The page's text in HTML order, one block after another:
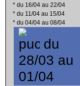
* du 16/04 au 22/04
* du 11/04 au 15/04
* du 04/04 au 08/04
du
28/03 au
01/04